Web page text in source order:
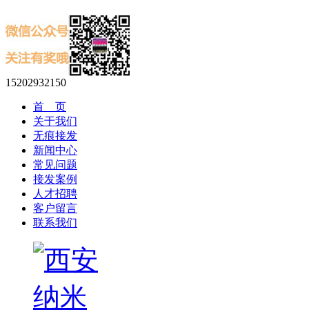
15202932150
首 页
关于我们
无痕接发
新闻中心
常见问题
接发案例
人才招聘
客户留言
联系我们